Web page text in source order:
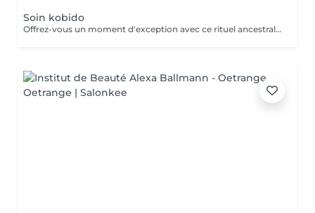
Soin kobido
Offrez-vous un moment d'exception avec ce rituel ancestral japonais. Le Kobido stimule la circulation, tonifie les muscles du visage et apporte un éclat naturel immédiat. Grâce à des manuvres précises et profondes, il détend les tensions, lisse les traits et procure une sensation de légèreté et de bien-être. Un soin complet qui illumine le visage tout en apaisant l'esprit.